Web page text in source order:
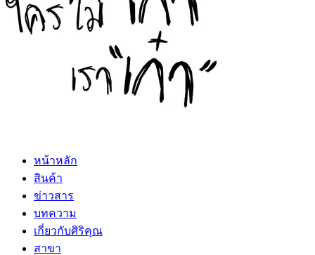
หน้าหลัก
สินค้า
ข่าวสาร
บทความ
เกี่ยวกับศิริคุณ
สาขา